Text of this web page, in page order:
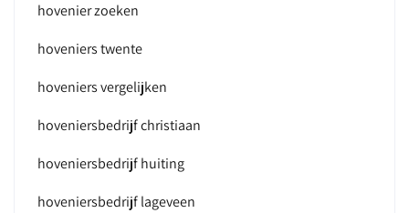
hovenier zoeken
hoveniers twente
hoveniers vergelijken
hoveniersbedrijf christiaan
hoveniersbedrijf huiting
hoveniersbedrijf lageveen